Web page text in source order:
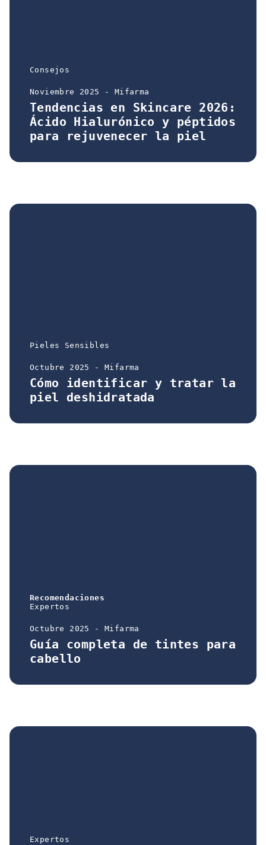
Consejos
Noviembre 2025 - Mifarma
Tendencias en Skincare 2026:
Ácido Hialurónico y péptidos
para rejuvenecer la piel
Pieles Sensibles
Octubre 2025 - Mifarma
Cómo identificar y tratar la
piel deshidratada
Recomendaciones
Expertos
Octubre 2025 - Mifarma
Guía completa de tintes para
cabello
Expertos